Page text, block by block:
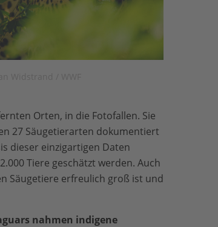
Orten, in die Fotofallen. Sie
27 Säugetierarten dokumentiert
dieser einzigartigen Daten
Tiere geschätzt werden. Auch
Säugetiere erfreulich groß ist und
nahmen indigene